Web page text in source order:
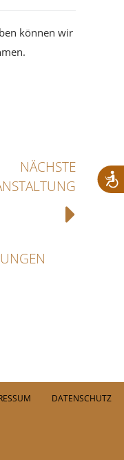
können wir
NÄCHSTE
DATENSCHUTZ